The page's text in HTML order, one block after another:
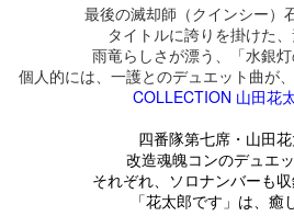
最後の滅却師（クインシー）
タイトルに誇りを掛けた、
雨竜らしさが漂う、「水銀灯
個人的には、一護とのデュエット曲が
COLLECTION 山田花
四番隊第七席・山田花
改造魂魄コンのデュエ
それぞれ、ソロナンバーも収
「花太郎です」は、